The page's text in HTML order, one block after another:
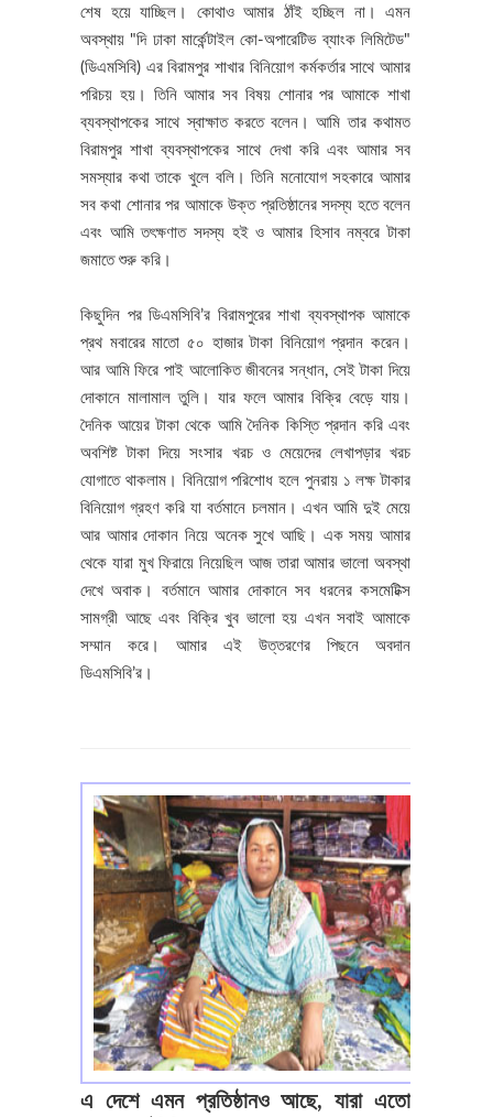
শেষ হয়ে যাচ্ছিল। কোথাও আমার ঠাঁই হচ্ছিল না। এমন
অবস্থায় "দি ঢাকা মার্কেন্টাইল কো-অপারেটিভ ব্যাংক লিমিটেড"
(ডিএমসিবি) এর বিরামপুর শাখার বিনিয়োগ কর্মকর্তার সাথে আমার
পরিচয় হয়। তিনি আমার সব বিষয় শোনার পর আমাকে শাখা
ব্যবস্থাপকের সাথে স্বাক্ষাত করতে বলেন। আমি তার কথামত
বিরামপুর শাখা ব্যবস্থাপকের সাথে দেখা করি এবং আমার সব
সমস্যার কথা তাকে খুলে বলি। তিনি মনোযোগ সহকারে আমার
সব কথা শোনার পর আমাকে উক্ত প্রতিষ্ঠানের সদস্য হতে বলেন
এবং আমি তৎক্ষণাত সদস্য হই ও আমার হিসাব নম্বরে টাকা
জমাতে শুরু করি।
কিছুদিন পর ডিএমসিবি’র বিরামপুরের শাখা ব্যবস্থাপক আমাকে
প্রথ মবারের মাতো ৫০ হাজার টাকা বিনিয়োগ প্রদান করেন।
আর আমি ফিরে পাই আলোকিত জীবনের সন্ধান, সেই টাকা দিয়ে
দোকানে মালামাল তুলি। যার ফলে আমার বিক্রি বেড়ে যায়।
দৈনিক আয়ের টাকা থেকে আমি দৈনিক কিস্তি প্রদান করি এবং
অবশিষ্ট টাকা দিয়ে সংসার খরচ ও মেয়েদের লেখাপড়ার খরচ
যোগাতে থাকলাম। বিনিয়োগ পরিশোধ হলে পুনরায় ১ লক্ষ টাকার
বিনিয়োগ গ্রহণ করি যা বর্তমানে চলমান। এখন আমি দুই মেয়ে
আর আমার দোকান নিয়ে অনেক সুখে আছি। এক সময় আমার
থেকে যারা মুখ ফিরায়ে নিয়েছিল আজ তারা আমার ভালো অবস্থা
দেখে অবাক। বর্তমানে আমার দোকানে সব ধরনের কসমেটিক্স
সামগ্রী আছে এবং বিক্রি খুব ভালো হয় এখন সবাই আমাকে
সম্মান করে। আমার এই উত্তরণের পিছনে অবদান
ডিএমসিবি’র।
এ দেশে এমন প্রতিষ্ঠানও আছে, যারা এতো